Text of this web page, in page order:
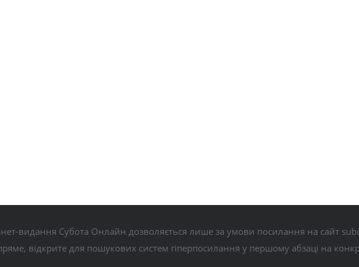
видання Субота Онлайн дозволяється лише за умови посилання на сайт
відкрите для пошукових систем гіперпосилання у першому абзаці на